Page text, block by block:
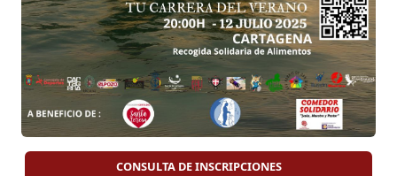
CONSULTA DE INSCRIPCIONES